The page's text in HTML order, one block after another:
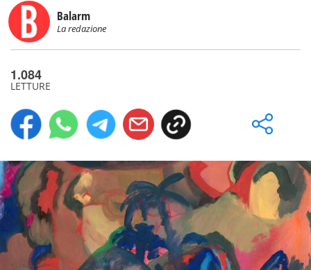
Balarm
La redazione
1.084
LETTURE